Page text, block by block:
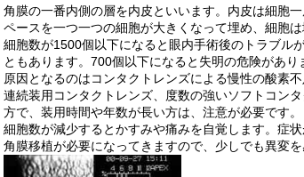
角膜の一番内側の層を内皮といいます。内皮は細胞
ペースを一つ一つの細胞が大きくなって埋め、細胞
細胞数が1500個以下になると眼内手術後のトラブル
ともあります。700個以下になると失明の危険があり
原因となるのはコンタクトレンズによる慢性の酸素
連続装用コンタクトレンズ、度数の強いソフトコン
方で、装用時間や年数が長い方は、注意が必要です。
細胞数が減少するとかすみや痛みを自覚します。症
角膜移植が必要になってきますので、少しでも異変